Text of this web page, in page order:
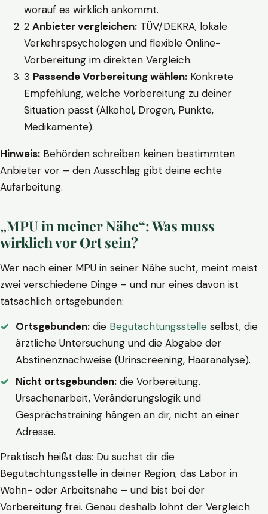
worauf es wirklich ankommt.
2 Anbieter vergleichen: TÜV/DEKRA, lokale
Verkehrspsychologen und flexible Online-
Vorbereitung im direkten Vergleich.
3 Passende Vorbereitung wählen: Konkrete
Empfehlung, welche Vorbereitung zu deiner
Situation passt (Alkohol, Drogen, Punkte,
Medikamente).
Hinweis: Behörden schreiben keinen bestimmten
Anbieter vor – den Ausschlag gibt deine echte
Aufarbeitung.
„MPU in meiner Nähe“: Was muss
wirklich vor Ort sein?
Wer nach einer MPU in seiner Nähe sucht, meint meist
zwei verschiedene Dinge – und nur eines davon ist
tatsächlich ortsgebunden:
Ortsgebunden: die Begutachtungsstelle selbst, die
ärztliche Untersuchung und die Abgabe der
Abstinenznachweise (Urinscreening, Haaranalyse).
Nicht ortsgebunden: die Vorbereitung.
Ursachenarbeit, Veränderungslogik und
Gesprächstraining hängen an dir, nicht an einer
Adresse.
Praktisch heißt das: Du suchst dir die
Begutachtungsstelle in deiner Region, das Labor in
Wohn- oder Arbeitsnähe – und bist bei der
Vorbereitung frei. Genau deshalb lohnt der Vergleich